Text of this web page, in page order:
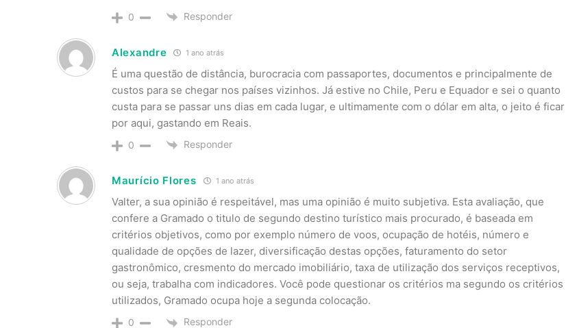
0 Responder
Alexandre 1 ano atrás
É uma questão de distância, burocracia com passaportes, documentos e principalmente de
custos para se chegar nos países vizinhos. Já estive no Chile, Peru e Equador e sei o quanto
custa para se passar uns dias em cada lugar, e ultimamente com o dólar em alta, o jeito é ficar
por aqui, gastando em Reais.
0 Responder
Maurício Flores 1 ano atrás
Valter, a sua opinião é respeitável, mas uma opinião é muito subjetiva. Esta avaliação, que
confere a Gramado o titulo de segundo destino turístico mais procurado, é baseada em
critérios objetivos, como por exemplo número de voos, ocupação de hotéis, número e
qualidade de opções de lazer, diversificação destas opções, faturamento do setor
gastronômico, cresmento do mercado imobiliário, taxa de utilização dos serviços receptivos,
ou seja, trabalha com indicadores. Você pode questionar os critérios ma segundo os critérios
utilizados, Gramado ocupa hoje a segunda colocação.
0 Responder